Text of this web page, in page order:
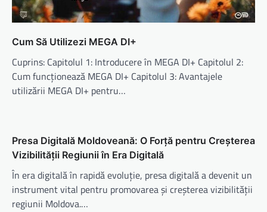
Cum Să Utilizezi MEGA DI+
Cuprins: Capitolul 1: Introducere în MEGA DI+ Capitolul 2:
Cum funcționează MEGA DI+ Capitolul 3: Avantajele
utilizării MEGA DI+ pentru…
Presa Digitală Moldoveană: O Forță pentru Creșterea
Vizibilității Regiunii în Era Digitală
În era digitală în rapidă evoluție, presa digitală a devenit un
instrument vital pentru promovarea și creșterea vizibilității
regiunii Moldova.…